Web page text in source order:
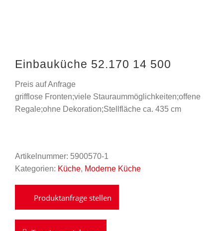
Einbauküche 52.170 14 500
Preis auf Anfrage
grifflose Fronten;viele Stauraummöglichkeiten;offene
Regale;ohne Dekoration;Stellfläche ca. 435 cm
Artikelnummer: 5900570-1
Kategorien: Küche, Moderne Küche